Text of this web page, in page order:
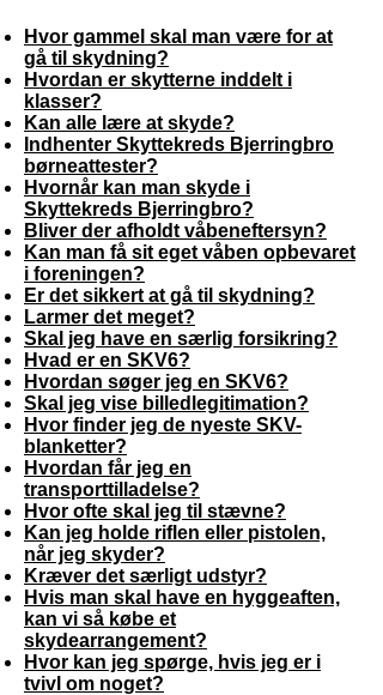
Hvor gammel skal man være for at
gå til skydning?
Hvordan er skytterne inddelt i
klasser?
Kan alle lære at skyde?
Indhenter Skyttekreds Bjerringbro
børneattester?
Hvornår kan man skyde i
Skyttekreds Bjerringbro?
Bliver der afholdt våbeneftersyn?
Kan man få sit eget våben opbevaret
i foreningen?
Er det sikkert at gå til skydning?
Larmer det meget?
Skal jeg have en særlig forsikring?
Hvad er en SKV6?
Hvordan søger jeg en SKV6?
Skal jeg vise billedlegitimation?
Hvor finder jeg de nyeste SKV-
blanketter?
Hvordan får jeg en
transporttilladelse?
Hvor ofte skal jeg til stævne?
Kan jeg holde riflen eller pistolen,
når jeg skyder?
Kræver det særligt udstyr?
Hvis man skal have en hyggeaften,
kan vi så købe et
skydearrangement?
Hvor kan jeg spørge, hvis jeg er i
tvivl om noget?